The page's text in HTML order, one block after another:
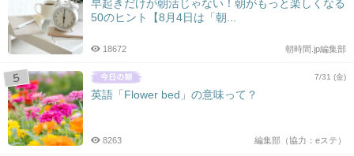
早起きだけが朝活じゃない！朝がもっと楽しくなる
50のヒント【8月4日は「朝...
朝時間.jp編集部
18672
7/31 (金)
英語「Flower bed」の意味って？
編集部（協力：eステ）
8263